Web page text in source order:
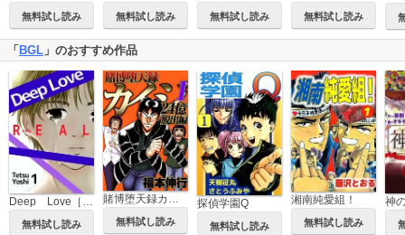
無料試し読み 無料試し読み 無料試し読み 無料試し読み
「 BGL 」のおすすめ作品
無料試し読み
賭博堕天録カイジ 24億脱出編
無料試し読み
探偵学園Q
無料試し読み
湘南純愛組！
無料試し読み
神